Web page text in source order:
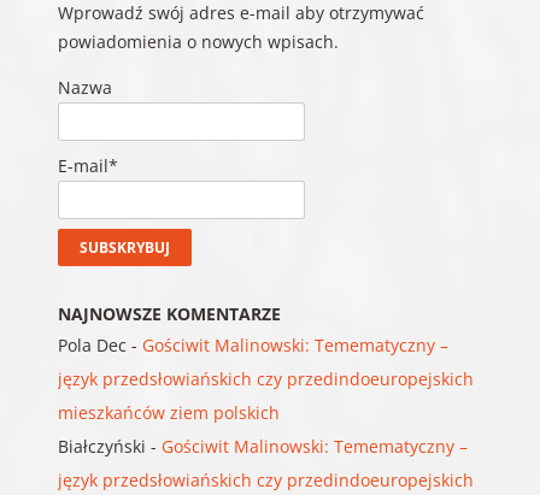
Wprowadź swój adres e-mail aby otrzymywać
powiadomienia o nowych wpisach.
Nazwa
E-mail*
NAJNOWSZE KOMENTARZE
Pola Dec - Gościwit Malinowski: Temematyczny –
język przedsłowiańskich czy przedindoeuropejskich
mieszkańców ziem polskich
Białczyński - Gościwit Malinowski: Temematyczny –
język przedsłowiańskich czy przedindoeuropejskich